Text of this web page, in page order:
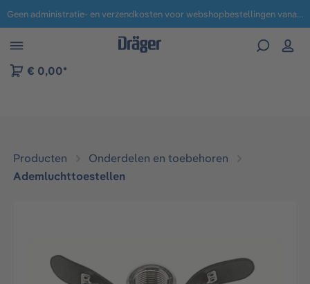
naar navigatie B2B-platform Geen administratie- en verzendkosten voor webshopbestellingen vanaf € 100,-.
€ 0,00*
Producten
Onderdelen en toebehoren
Ademluchttoestellen